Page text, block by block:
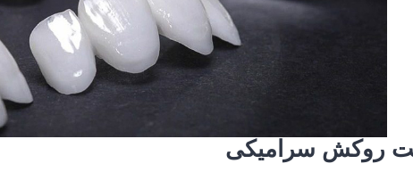
روکش سرامیکی